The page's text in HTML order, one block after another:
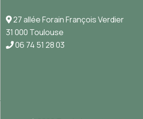
27 allée Forain François Verdier
31 000 Toulouse
06 74 51 28 03